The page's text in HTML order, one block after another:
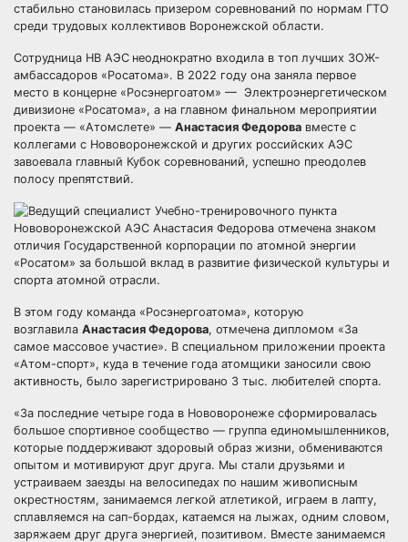
стабильно становилась призером соревнований по нормам ГТО
среди трудовых коллективов Воронежской области.
​Сотрудница НВ АЭС неоднократно входила в топ лучших ЗОЖ-
амбассадоров «Росатома». В 2022 году она заняла первое
место в концерне «Росэнергоатом» — Электроэнергетическом
дивизионе «Росатома», а на главном финальном мероприятии
проекта — «Атомслете» — Анастасия Федорова вместе с
коллегами с Нововоронежской и других российских АЭС
завоевала главный Кубок соревнований, успешно преодолев
полосу препятствий.
​В этом году команда «Росэнергоатома», которую
возглавила Анастасия Федорова, отмечена дипломом «За
самое массовое участие». В специальном приложении проекта
«Атом-спорт», куда в течение года атомщики заносили свою
активность, было зарегистрировано 3 тыс. любителей спорта.
​«За последние четыре года в Нововоронеже сформировалась
большое спортивное сообщество — группа единомышленников,
которые поддерживают здоровый образ жизни, обмениваются
опытом и мотивируют друг друга. Мы стали друзьями и
устраиваем заезды на велосипедах по нашим живописным
окрестностям, занимаемся легкой атлетикой, играем в лапту,
сплавляемся на сап-бордах, катаемся на лыжах, одним словом,
заряжаем друг друга энергией, позитивом. Вместе занимаемся